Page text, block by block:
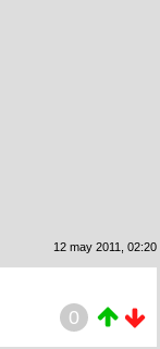
12 may 2011, 02:20
0